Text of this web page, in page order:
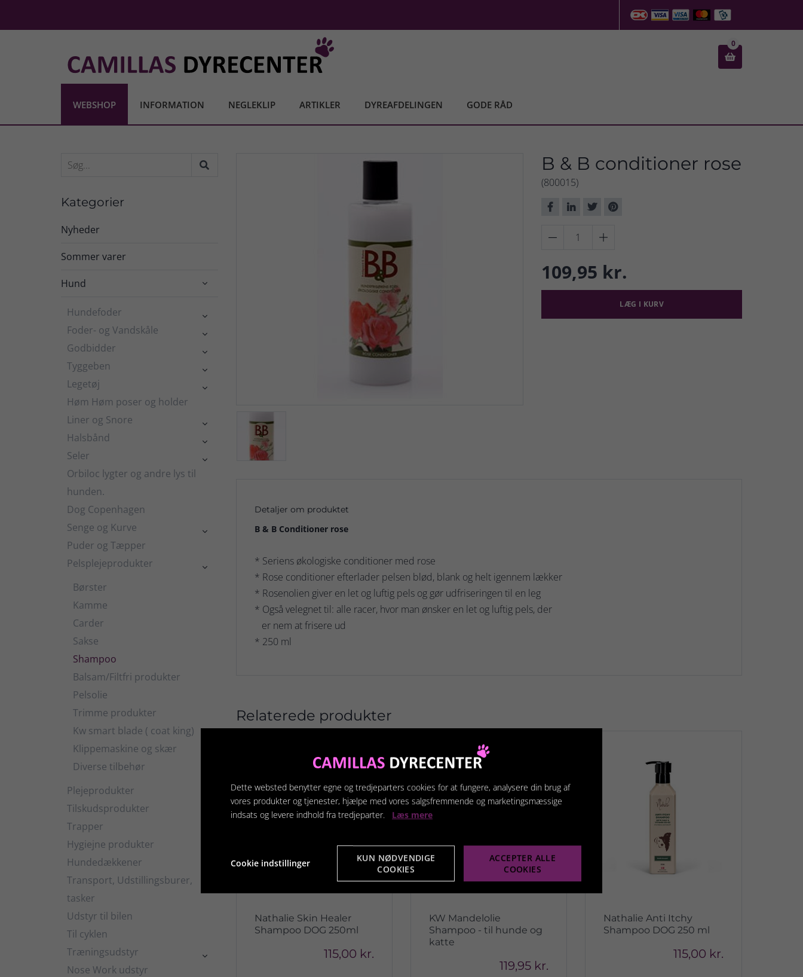

0
WEBSHOP INFORMATION NEGLEKLIP ARTIKLER DYREAFDELINGEN GODE RÅD
Kategorier
Nyheder
Sommer varer
Hund 
Hundefoder 
Foder- og Vandskåle 
Godbidder 
Tyggeben 
Legetøj 
Høm Høm poser og holder
Liner og Snore

Halsbånd 
Seler 
Orbiloc lygter og andre lys til
hunden.
Dog Copenhagen
Senge og Kurve

Puder og Tæpper
Pelsplejeprodukter

Børster
Kamme
Carder
Sakse
Shampoo
Balsam/Filtfri produkter
Pelsolie
Trimme produkter
Kw smart blade ( coat king)
Klippemaskine og skær
Diverse tilbehør
Plejeprodukter
Tilskudsprodukter
Trapper
Hygiejne produkter
Hundedækkener
Transport, Udstillingsburer,
tasker
Udstyr til bilen
Til cyklen
Træningsudstyr

Nose Work udstyr
B & B conditioner rose
(800015)
 
109,95 kr.
LÆG I KURV
Detaljer om produktet
B & B Conditioner rose
* Seriens økologiske conditioner med rose
* Rose conditioner efterlader pelsen blød, blank og helt igennem lækker
* Rosenolien giver en let og luftig pels og gør udfriseringen til en leg
* Også velegnet til: alle racer, hvor man ønsker en let og luftig pels, der
er nem at frisere ud
* 250 ml
Relaterede produkter
Nathalie Skin Healer
Shampoo DOG 250ml
115,00 kr.
KW Mandelolie
Shampoo - til hunde og
katte
119,95 kr.
Nathalie Anti Itchy
Shampoo DOG 250 ml
115,00 kr.
Dette websted benytter egne og tredjeparters cookies for at fungere, analysere din brug af
vores produkter og tjenester, hjælpe med vores salgsfremmende og marketingsmæssige
indsats og levere indhold fra tredjeparter. Læs mere
Cookie indstillinger
KUN NØDVENDIGE
COOKIES
ACCEPTER ALLE
COOKIES